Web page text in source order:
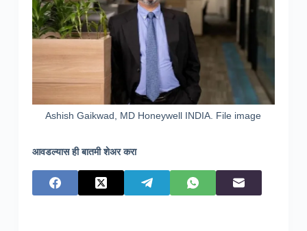
Ashish Gaikwad, MD Honeywell INDIA. File image
आवडल्यास ही बातमी शेअर करा